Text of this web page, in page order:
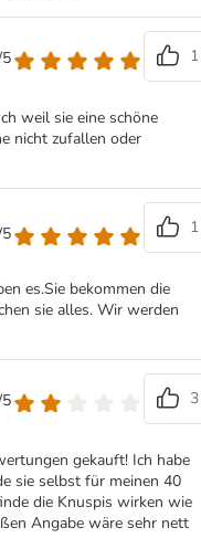
1
weil sie eine schöne
nicht zufallen oder
1
es.Sie bekommen die
sie alles. Wir werden
3
gekauft! Ich habe
sie selbst für meinen 40
die Knuspis wirken wie
Angabe wäre sehr nett